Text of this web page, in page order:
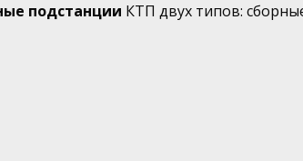
подстанции КТП двух типов: